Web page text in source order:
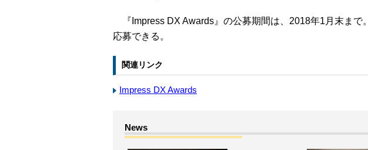
『Impress DX Awards』の公募期間は、2018年1月末まで。
応募できる。
関連リンク
Impress DX Awards